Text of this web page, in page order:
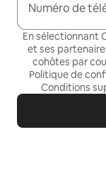
Numéro de
En sélectionnant
et ses
cohôtes par
Politique de
Conditions